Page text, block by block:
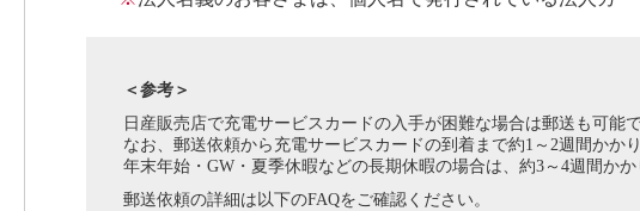
＜参考＞
日産販売店で充電サービスカードの入手が困難な場合は郵送も可能で
なお、郵送依頼から充電サービスカードの到着まで約1～2週間かかり
年末年始・GW・夏季休暇などの長期休暇の場合は、約3～4週間かか
郵送依頼の詳細は以下のFAQをご確認ください。